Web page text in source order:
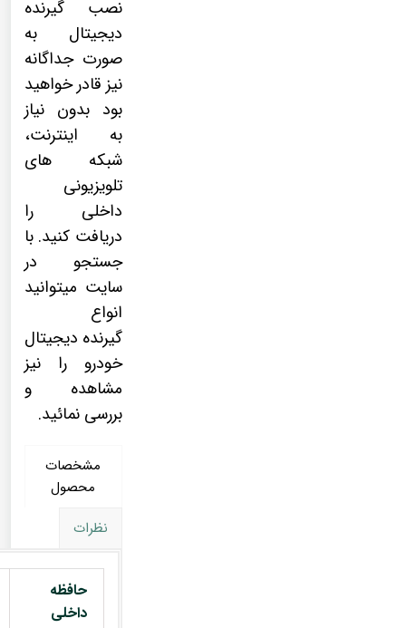
نصب گیرنده
دیجیتال به
صورت جداگانه
نیز قادر خواهید
بود بدون نیاز
به اینترنت،
شبکه های
تلویزیونی
داخلی را
دریافت کنید. با
جستجو در
سایت میتوانید
انواع
گیرنده دیجیتال
خودرو را نیز
مشاهده و
بررسی نمائید.
مشخصات
محصول
نظرات
حافظه
داخلی